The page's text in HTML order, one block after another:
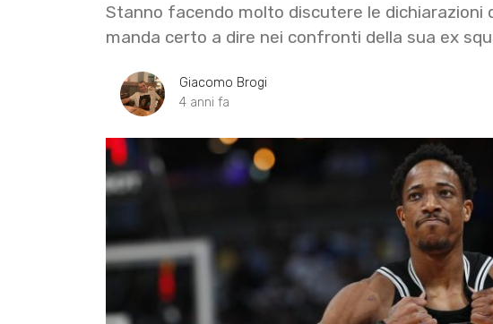
Stanno facendo molto discutere le dichiarazioni
manda certo a dire nei confronti della sua ex
Giacomo Brogi
4 anni fa